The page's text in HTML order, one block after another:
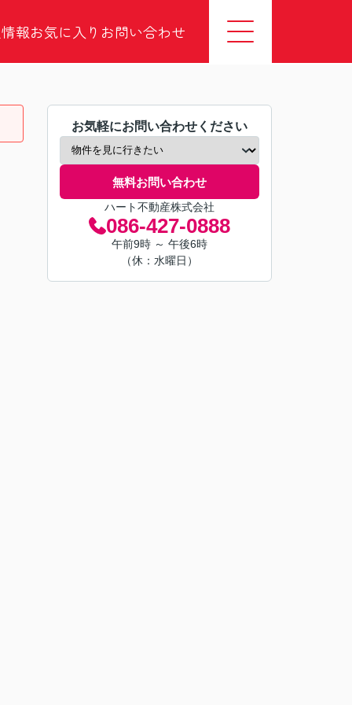
報お気に入り お問い合わせ
お気軽にお問い合わせください
無料お問い合わせ
ハート不動産株式会社
086-427-0888
午前9時 ～ 午後6時
（休：水曜日）